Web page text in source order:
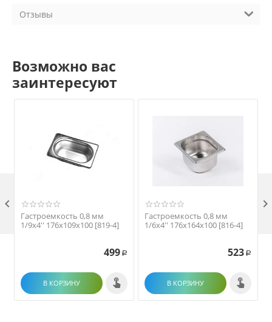
Отзывы
Возможно вас
заинтересуют
Гастроемкость 0,8 мм
1/9х4'' 176х109х100 [819-4]
499 Р
В КОРЗИНУ
Гастроемкость 0,8 мм
1/6х4'' 176х164х100 [816-4]
523 Р
В КОРЗИНУ
 